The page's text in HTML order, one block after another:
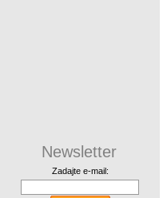
Newsletter
Zadajte e-mail: